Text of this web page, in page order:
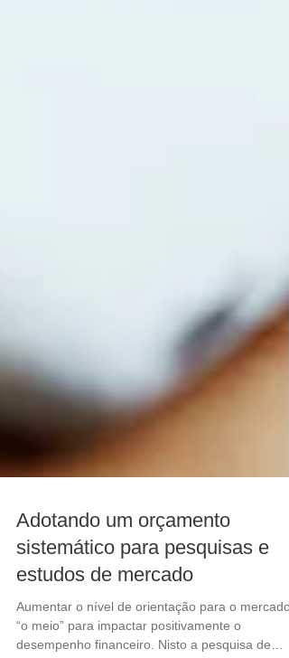
Adotando um orçamento
sistemático para pesquisas e
estudos de mercado